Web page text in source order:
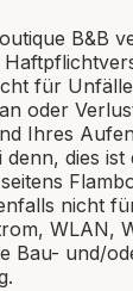
B&B
für
oder
Ihres
denn, dies
nicht
WLAN,
Bau- und/